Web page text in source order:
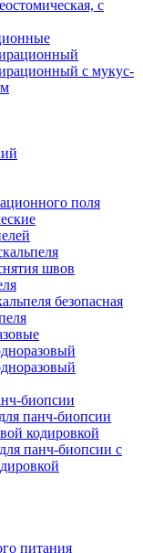
с
с мукус-
поля
швов
безопасная
биопсии
панч-биопсии
кодировкой
панч-биопсии с
питания